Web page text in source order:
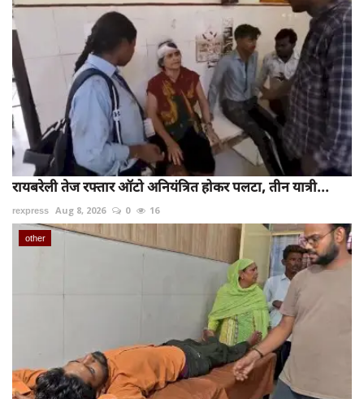
रायबरेली तेज रफ्तार ऑटो अनियंत्रित होकर पलटा, तीन यात्री...
rexpress Aug 8, 2026 0 16
other